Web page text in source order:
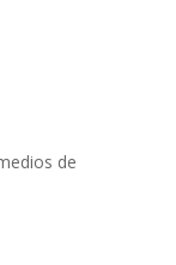
de